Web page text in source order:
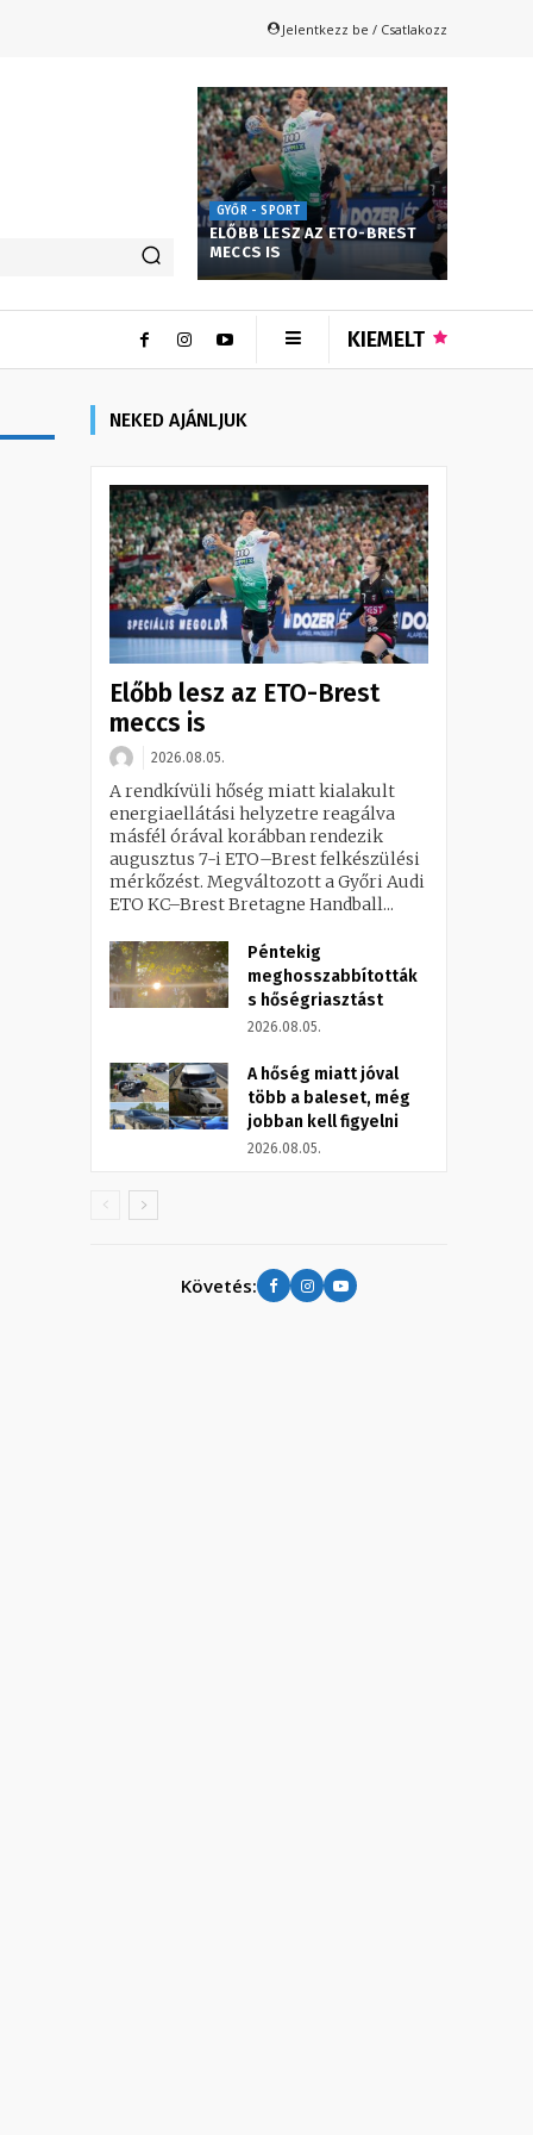
Jelentkezz be / Csatlakozz
GYŐR - SPORT
ELŐBB LESZ AZ ETO-BREST
MECCS IS
KIEMELT
NEKED AJÁNLJUK
Előbb lesz az ETO-Brest
meccs is
2026.08.05.
A rendkívüli hőség miatt kialakult
energiaellátási helyzetre reagálva
másfél órával korábban rendezik
augusztus 7-i ETO–Brest felkészülési
mérkőzést. Megváltozott a Győri Audi
ETO KC–Brest Bretagne Handball...
Péntekig
meghosszabbították
s hőségriasztást
2026.08.05.
A hőség miatt jóval
több a baleset, még
jobban kell figyelni
2026.08.05.
Követés: